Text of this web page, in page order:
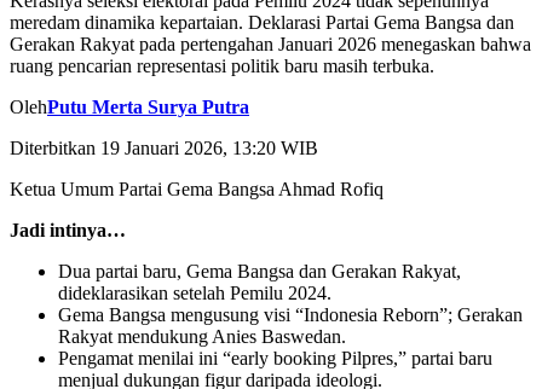
meredam dinamika kepartaian. Deklarasi Partai Gema Bangsa dan
Gerakan Rakyat pada pertengahan Januari 2026 menegaskan bahwa
ruang pencarian representasi politik baru masih terbuka.
OlehPutu Merta Surya Putra
Diterbitkan 19 Januari 2026, 13:20 WIB
Ketua Umum Partai Gema Bangsa Ahmad Rofiq
Jadi intinya…
Dua partai baru, Gema Bangsa dan Gerakan Rakyat,
dideklarasikan setelah Pemilu 2024.
Gema Bangsa mengusung visi “Indonesia Reborn”; Gerakan
Rakyat mendukung Anies Baswedan.
Pengamat menilai ini “early booking Pilpres,” partai baru
menjual dukungan figur daripada ideologi.